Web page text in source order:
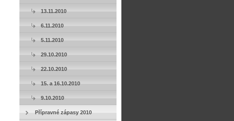
13.11.2010
6.11.2010
5.11.2010
29.10.2010
22.10.2010
15. a 16.10.2010
9.10.2010
Přípravné zápasy 2010